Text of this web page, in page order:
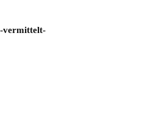
vermittelt-